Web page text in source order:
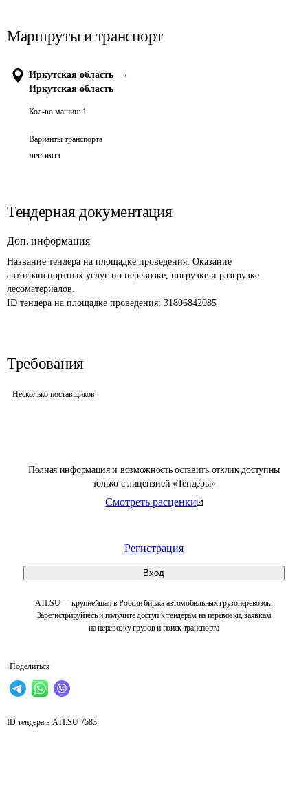
Полная информация и возможность оставить отклик доступны
только с лицензией «Тендеры»
Смотреть расценки
Регистрация
Вход
ATI.SU — крупнейшая в России биржа автомобильных грузоперевозок.
Зарегистрируйтесь и получите доступ к тендерам на перевозки, заявкам
на перевозку грузов и поиск транспорта
Поделиться
Маршруты и транспорт
Иркутская область
→
Иркутская область
Кол-во машин: 1
Варианты транспорта
лесовоз
Тендерная документация
Доп. информация
Название тендера на площадке проведения: Оказание
автотранспортных услуг по перевозке, погрузке и разгрузке
лесоматериалов.
ID тендера на площадке проведения: 31806842085
Требования
Несколько поставщиков
ID тендера в ATI.SU 7583